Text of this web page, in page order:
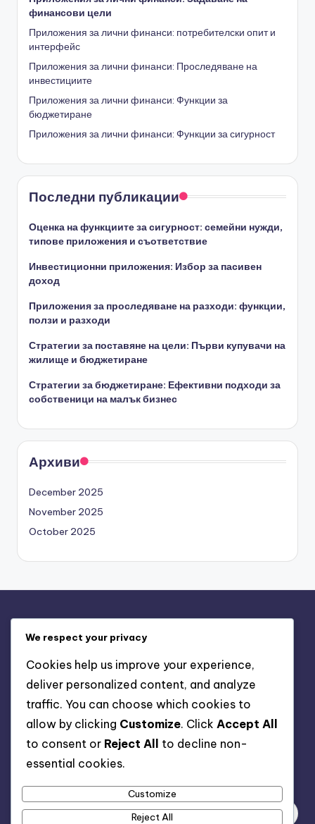
финансови цели
Приложения за лични финанси: потребителски опит и
интерфейс
Приложения за лични финанси: Проследяване на
инвестициите
Приложения за лични финанси: Функции за
бюджетиране
Приложения за лични финанси: Функции за сигурност
Последни публикации
Оценка на функциите за сигурност: семейни нужди,
типове приложения и съответствие
Инвестиционни приложения: Избор за пасивен
доход
Приложения за проследяване на разходи: функции,
ползи и разходи
Стратегии за поставяне на цели: Първи купувачи на
жилище и бюджетиране
Стратегии за бюджетиране: Ефективни подходи за
собственици на малък бизнес
Архиви
December 2025
November 2025
October 2025
Относно
Условия и условия
Политика за поверителност
Бисквитки и проследяване
We respect your privacy
Cookies help us improve your experience,
deliver personalized content, and analyze
traffic. You can choose which cookies to
allow by clicking Customize. Click Accept All
to consent or Reject All
to decline non-
essential cookies.
Customize
Reject All